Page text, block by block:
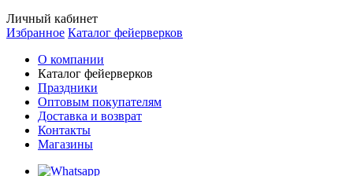
Личный кабинет
Избранное Каталог фейерверков
О компании
Каталог фейерверков
Праздники
Оптовым покупателям
Доставка и возврат
Контакты
Магазины